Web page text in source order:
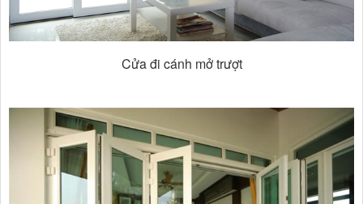
Cửa đi cánh mở trượt